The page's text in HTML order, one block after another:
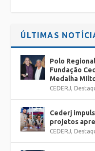
ÚLTIMAS
Polo
Fundação
Medalha
CEDERJ,
Cederj
projetos
CEDERJ,